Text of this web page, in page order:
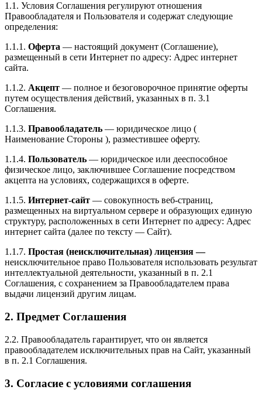
1.1. Условия Соглашения регулируют отношения
Правообладателя и Пользователя и содержат следующие
определения:
1.1.1. Оферта — настоящий документ (Соглашение),
размещенный в сети Интернет по адресу: Адрес интернет
сайта.
1.1.2. Акцепт — полное и безоговорочное принятие оферты
путем осуществления действий, указанных в п. 3.1
Соглашения.
1.1.3. Правообладатель — юридическое лицо (
Наименование Стороны ), разместившее оферту.
1.1.4. Пользователь — юридическое или дееспособное
физическое лицо, заключившее Соглашение посредством
акцепта на условиях, содержащихся в оферте.
1.1.5. Интернет-сайт — совокупность веб-страниц,
размещенных на виртуальном сервере и образующих единую
структуру, расположенных в сети Интернет по адресу: Адрес
интернет сайта (далее по тексту — Сайт).
1.1.7. Простая (неисключительная) лицензия —
неисключительное право Пользователя использовать результат
интеллектуальной деятельности, указанный в п. 2.1
Соглашения, с сохранением за Правообладателем права
выдачи лицензий другим лицам.
2. Предмет Соглашения
2.2. Правообладатель гарантирует, что он является
правообладателем исключительных прав на Сайт, указанный
в п. 2.1 Соглашения.
3. Согласие с условиями соглашения